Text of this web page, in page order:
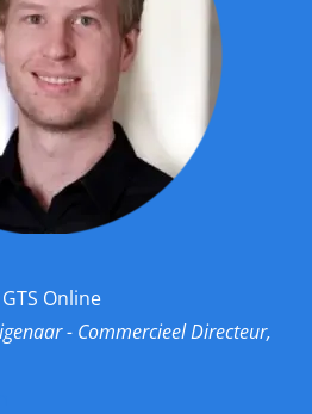
Online
- Commercieel Directeur,